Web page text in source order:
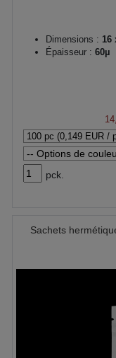
Dimensions : 16
Épaisseur : 60µ
pck.
Sachets